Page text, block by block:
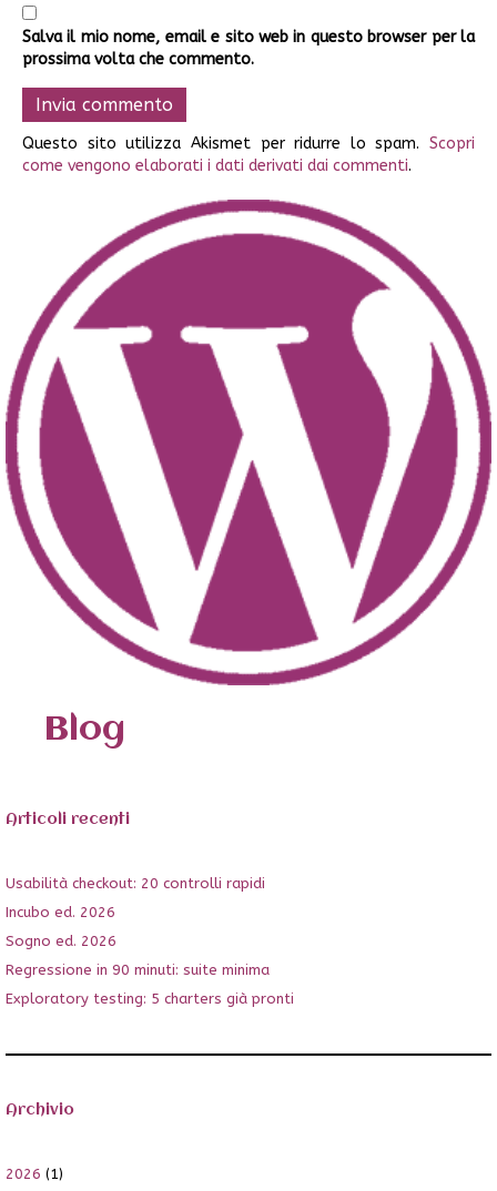
Salva il mio nome, email e sito web in questo browser per la
prossima volta che commento.
Questo sito utilizza Akismet per ridurre lo spam. Scopri
come vengono elaborati i dati derivati dai commenti.
Blog
Articoli recenti
Usabilità checkout: 20 controlli rapidi
Incubo ed. 2026
Sogno ed. 2026
Regressione in 90 minuti: suite minima
Exploratory testing: 5 charters già pronti
Archivio
2026 (1)